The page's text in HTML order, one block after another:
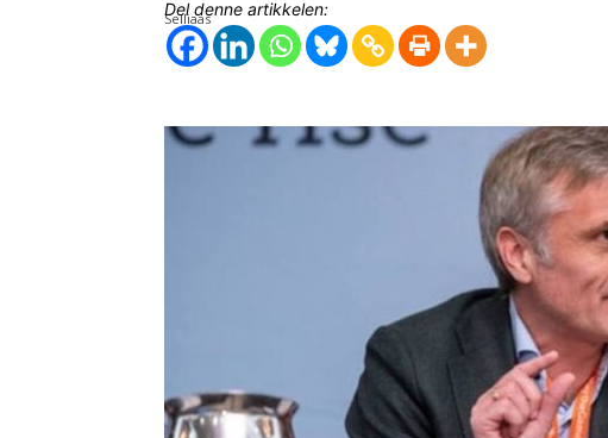
Del denne artikkelen: